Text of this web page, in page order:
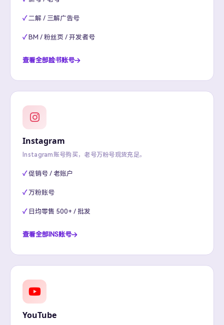
二解 / 三解广告号
BM / 粉丝页 / 开发者号
查看全部脸书账号
Instagram
Instagram账号购买，老号万粉号现货充足。
促销号 / 老账户
万粉账号
日均零售 500+ / 批发
查看全部INS账号
YouTube